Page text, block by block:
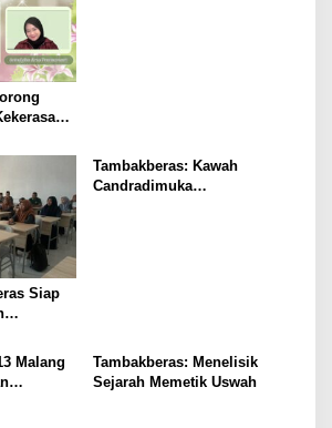
Siap
Tambakberas: Kawah
Candradimuka
Malang
Tambakberas: Menelisik
Sejarah Memetik Uswah